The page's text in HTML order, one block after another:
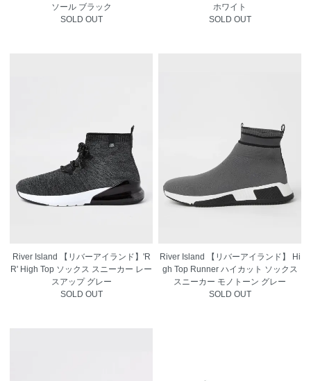
ソール ブラック
SOLD OUT
ホワイト
SOLD OUT
River Island 【リバーアイランド】'R
R' High Top ソックス スニーカー レー
スアップ グレー
SOLD OUT
River Island 【リバーアイランド】 Hi
gh Top Runner ハイカット ソックス
スニーカー モノトーン グレー
SOLD OUT